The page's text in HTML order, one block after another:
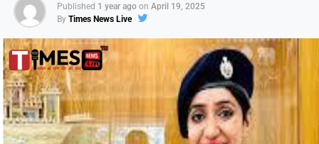
Published 1 year ago on April 19, 2025
By Times News Live